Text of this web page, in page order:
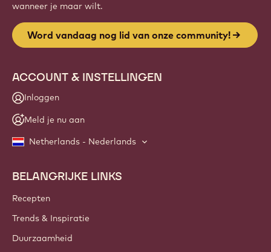
wanneer je maar wilt.
Word vandaag nog lid van onze community!
ACCOUNT & INSTELLINGEN
Inloggen
Meld je nu aan
Netherlands - Nederlands
Footer
Callebaut
BELANGRIJKE LINKS
Recepten
Trends & Inspiratie
Duurzaamheid